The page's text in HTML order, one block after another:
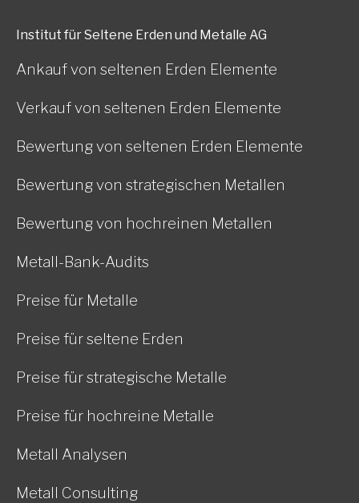
Institut für Seltene Erden und Metalle AG
Ankauf von seltenen Erden Elemente
Verkauf von seltenen Erden Elemente
Bewertung von seltenen Erden Elemente
Bewertung von strategischen Metallen
Bewertung von hochreinen Metallen
Metall-Bank-Audits
Preise für Metalle
Preise für seltene Erden
Preise für strategische Metalle
Preise für hochreine Metalle
Metall Analysen
Metall Consulting